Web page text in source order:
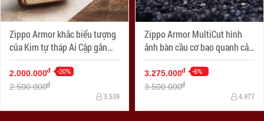
Zippo Armor khắc biểu tượng
của Kim tự tháp Ai Cập gắn
Viên pha lê Swarovski
2.000.000đ -20%
2.500.000đ
3.539
Zippo Armor MultiCut hình
ảnh bàn cầu cơ bao quanh cả
4 mặt
3.275.000đ -6%
3.500.000đ
4.977